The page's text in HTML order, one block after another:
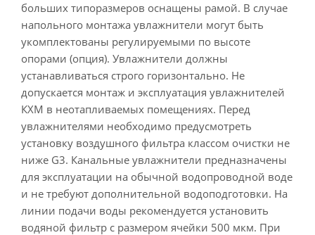
больших типоразмеров оснащены рамой. В случае
напольного монтажа увлажнители могут быть
укомплектованы регулируемыми по высоте
опорами (опция). Увлажнители должны
устанавливаться строго горизонтально. Не
допускается монтаж и эксплуатация увлажнителей
КХМ в неотапливаемых помещениях. Перед
увлажнителями необходимо предусмотреть
установку воздушного фильтра классом очистки не
ниже G3. Канальные увлажнители предназначены
для эксплуатации на обычной водопроводной воде
и не требуют дополнительной водоподготовки. На
линии подачи воды рекомендуется установить
водяной фильтр с размером ячейки 500 мкм. При